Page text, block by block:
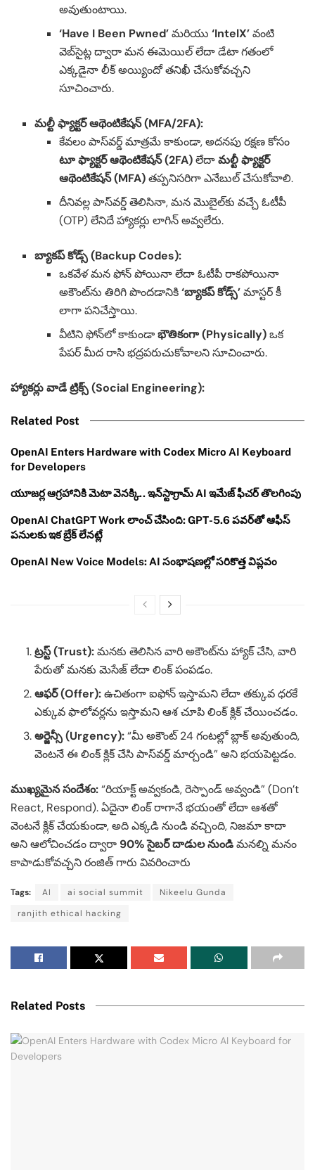
అవుతుంటాయి.
‘Have I Been Pwned’మరియు ‘IntelX’వంటి
వెబ్‌సైట్ల ద్వారా మన ఈమెయిల్ లేదా డేటా గతంలో
ఎక్కడైనా లీక్ అయ్యిందో తనిఖీ చేసుకోవచ్చని
సూచించారు.
మల్టీ ఫ్యాక్టర్ ఆథెంటికేషన్ (MFA/2FA):
కేవలం పాస్‌వర్డ్ మాత్రమే కాకుండా, అదనపు రక్షణ కోసం
టూ ఫ్యాక్టర్ ఆథెంటికేషన్ (2FA)లేదామల్టీ ఫ్యాక్టర్
ఆథెంటికేషన్ (MFA)తప్పనిసరిగా ఎనేబుల్ చేసుకోవాలి.
దీనివల్ల పాస్‌వర్డ్ తెలిసినా, మన మొబైల్‌కు వచ్చే ఓటీపీ
(OTP) లేనిదే హ్యాకర్లు లాగిన్ అవ్వలేరు.
బ్యాకప్ కోడ్స్ (Backup Codes):
ఒకవేళ మన ఫోన్ పోయినా లేదా ఓటీపీ రాకపోయినా
అకౌంట్‌ను తిరిగి పొందడానికి‘బ్యాకప్ కోడ్స్’మాస్టర్ కీ
లాగా పనిచేస్తాయి.
వీటిని ఫోన్‌లో కాకుండాభౌతికంగా (Physically)ఒక
పేపర్ మీద రాసి భద్రపరుచుకోవాలని సూచించారు.
హ్యాకర్లు వాడే ట్రిక్స్ (Social Engineering):
Related Post
OpenAI Enters Hardware with Codex Micro AI Keyboard
for Developers
యూజర్ల ఆగ్రహానికి మెటా వెనక్కి.. ఇన్‌స్టాగ్రామ్ AI ఇమేజ్ ఫీచర్ తొలగింపు
OpenAI ChatGPT Work లాంచ్ చేసింది: GPT-5.6 పవర్‌తో ఆఫీస్
పనులకు ఇక బ్రేక్ లేనట్లే
OpenAI New Voice Models: AI సంభాషణల్లో సరికొత్త విప్లవం
ట్రస్ట్ (Trust):మనకు తెలిసిన వారి అకౌంట్‌ను హ్యాక్ చేసి, వారి
పేరుతో మనకు మెసేజ్ లేదా లింక్ పంపడం.
ఆఫర్ (Offer):ఉచితంగా ఐఫోన్ ఇస్తామని లేదా తక్కువ ధరకే
ఎక్కువ ఫాలోవర్లను ఇస్తామని ఆశ చూపి లింక్ క్లిక్ చేయించడం.
అర్జెన్సీ (Urgency):“మీ అకౌంట్ 24 గంటల్లో బ్లాక్ అవుతుంది,
వెంటనే ఈ లింక్ క్లిక్ చేసి పాస్‌వర్డ్ మార్చండి” అని భయపెట్టడం.
ముఖ్యమైన సందేశం:“రియాక్ట్ అవ్వకండి, రెస్పాండ్ అవ్వండి” (Don’t
React, Respond). ఏదైనా లింక్ రాగానే భయంతో లేదా ఆశతో
వెంటనే క్లిక్ చేయకుండా, అది ఎక్కడి నుండి వచ్చింది, నిజమా కాదా
అని ఆలోచించడం ద్వారా 90% సైబర్ దాడుల నుండిమనల్ని మనం
కాపాడుకోవచ్చని రంజిత్ గారు వివరించారు
Tags: AI ai social summit
Nikeelu Gunda
ranjith ethical hacking
Related Posts